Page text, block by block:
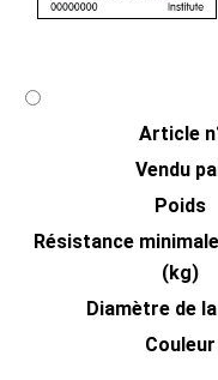
Article
Vendu
Poids
Résistance
(kg)
Diamètre de
Couleur